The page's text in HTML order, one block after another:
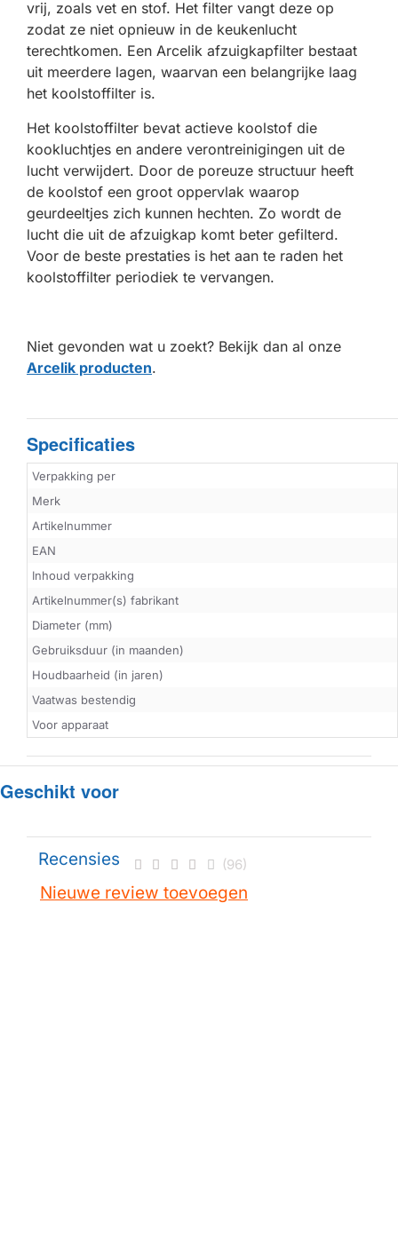
vrij, zoals vet en stof. Het filter vangt deze op
zodat ze niet opnieuw in de keukenlucht
terechtkomen. Een Arcelik afzuigkapfilter bestaat
uit meerdere lagen, waarvan een belangrijke laag
het koolstoffilter is.
Het koolstoffilter bevat actieve koolstof die
kookluchtjes en andere verontreinigingen uit de
lucht verwijdert. Door de poreuze structuur heeft
de koolstof een groot oppervlak waarop
geurdeeltjes zich kunnen hechten. Zo wordt de
lucht die uit de afzuigkap komt beter gefilterd.
Voor de beste prestaties is het aan te raden het
koolstoffilter periodiek te vervangen.
Niet gevonden wat u zoekt? Bekijk dan al onze
Arcelik producten.
Specificaties
Verpakking per
Merk
Artikelnummer
EAN
Inhoud verpakking
Artikelnummer(s) fabrikant
Diameter (mm)
Gebruiksduur (in maanden)
Houdbaarheid (in jaren)
Vaatwas bestendig
Voor apparaat
Geschikt voor
Recensies (96)
Nieuwe review toevoegen